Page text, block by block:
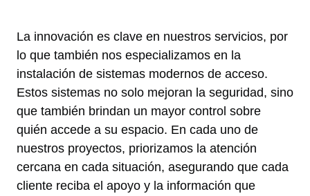
La innovación es clave en nuestros servicios, por
lo que también nos especializamos en la
instalación de sistemas modernos de acceso.
Estos sistemas no solo mejoran la seguridad, sino
que también brindan un mayor control sobre
quién accede a su espacio. En cada uno de
nuestros proyectos, priorizamos la atención
cercana en cada situación, asegurando que cada
cliente reciba el apoyo y la información que